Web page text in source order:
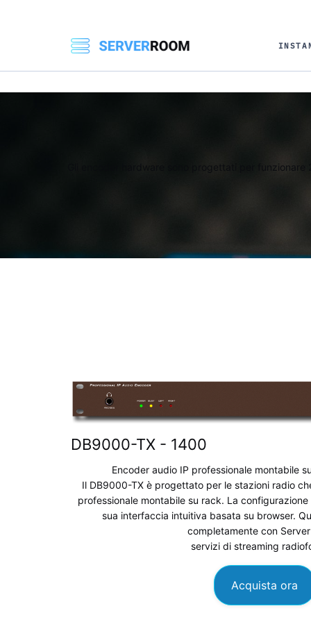
Gli encoder hardware sono progettati per
DB9000-TX - 1400
Encoder audio IP professionale montabile
Il DB9000-TX è progettato per le stazioni radio
professionale montabile su rack. La
sua interfaccia intuitiva basata su browser.
completamente con
servizi di streaming
Acquista ora